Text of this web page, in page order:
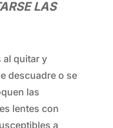
LAS
al quitar y
descuadre o se
las
lentes con
a